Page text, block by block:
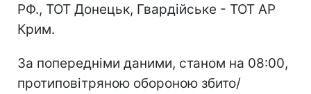
РФ., ТОТ Донецьк, Гвардійське - ТОТ АР
Крим.
За попередніми даними, станом на 08:00,
протиповітряною обороною збито/